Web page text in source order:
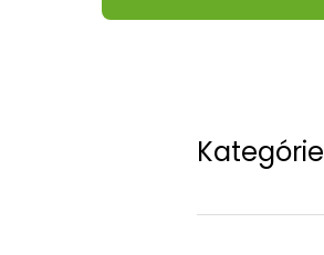
Kategórie